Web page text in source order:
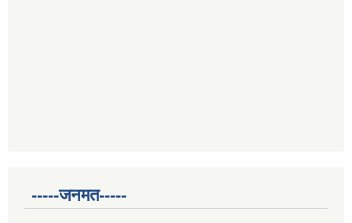
-----जनमत-----